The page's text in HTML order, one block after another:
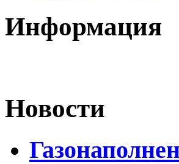
Информация
Новости